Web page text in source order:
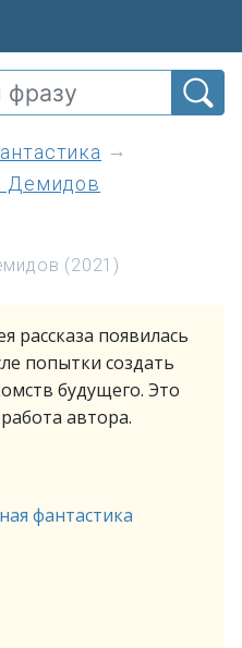
Демидов
(2021)
рассказа появилась
попытки создать
будущего. Это
автора.
фантастика